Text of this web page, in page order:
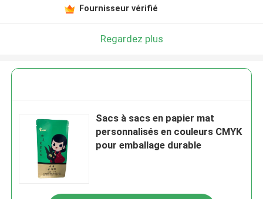
Fournisseur vérifié
Regardez plus
Sacs à sacs en papier mat
personnalisés en couleurs CMYK
pour emballage durable